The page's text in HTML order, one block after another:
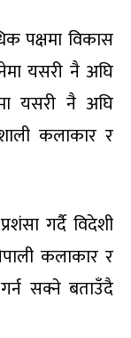
पक्षमा विकास
यसरी नै अघि
यसरी नै अघि
कलाकार र
गर्दै विदेशी
कलाकार र
गर्न सक्ने बताउँदै